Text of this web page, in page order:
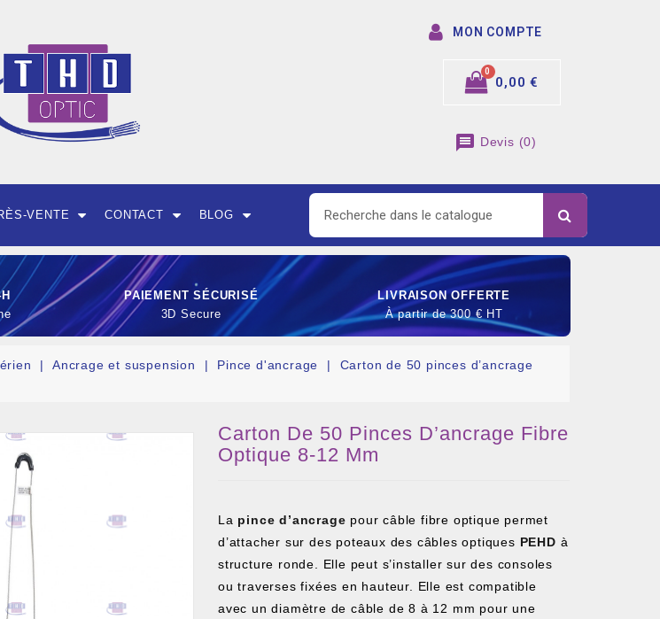
MON COMPTE
0,00 €
message Devis (0)
VENTE CONTACT BLOG
PAIEMENT SÉCURISÉ
3D Secure
LIVRAISON OFFERTE
À partir de 300 € HT
Ancrage et suspension Pince d'ancrage
Carton de 50 pinces d’ancrage
Carton De 50 Pinces D’ancrage Fibre
Optique 8-12 Mm
La pince d’ancrage pour câble fibre optique permet
d’attacher sur des poteaux des câbles optiques PEHD à
structure ronde. Elle peut s’installer sur des consoles
ou traverses fixées en hauteur. Elle est compatible
avec un diamètre de câble de 8 à 12 mm pour une